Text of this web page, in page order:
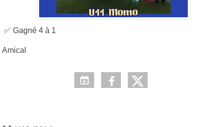
✅ Gagné 4 à 1
Amical